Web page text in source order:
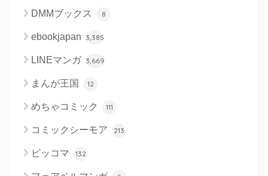
DMMブックス 8
ebookjapan 3,385
LINEマンガ 3,669
まんが王国 12
めちゃコミック 111
コミックシーモア 213
ピッコマ 132